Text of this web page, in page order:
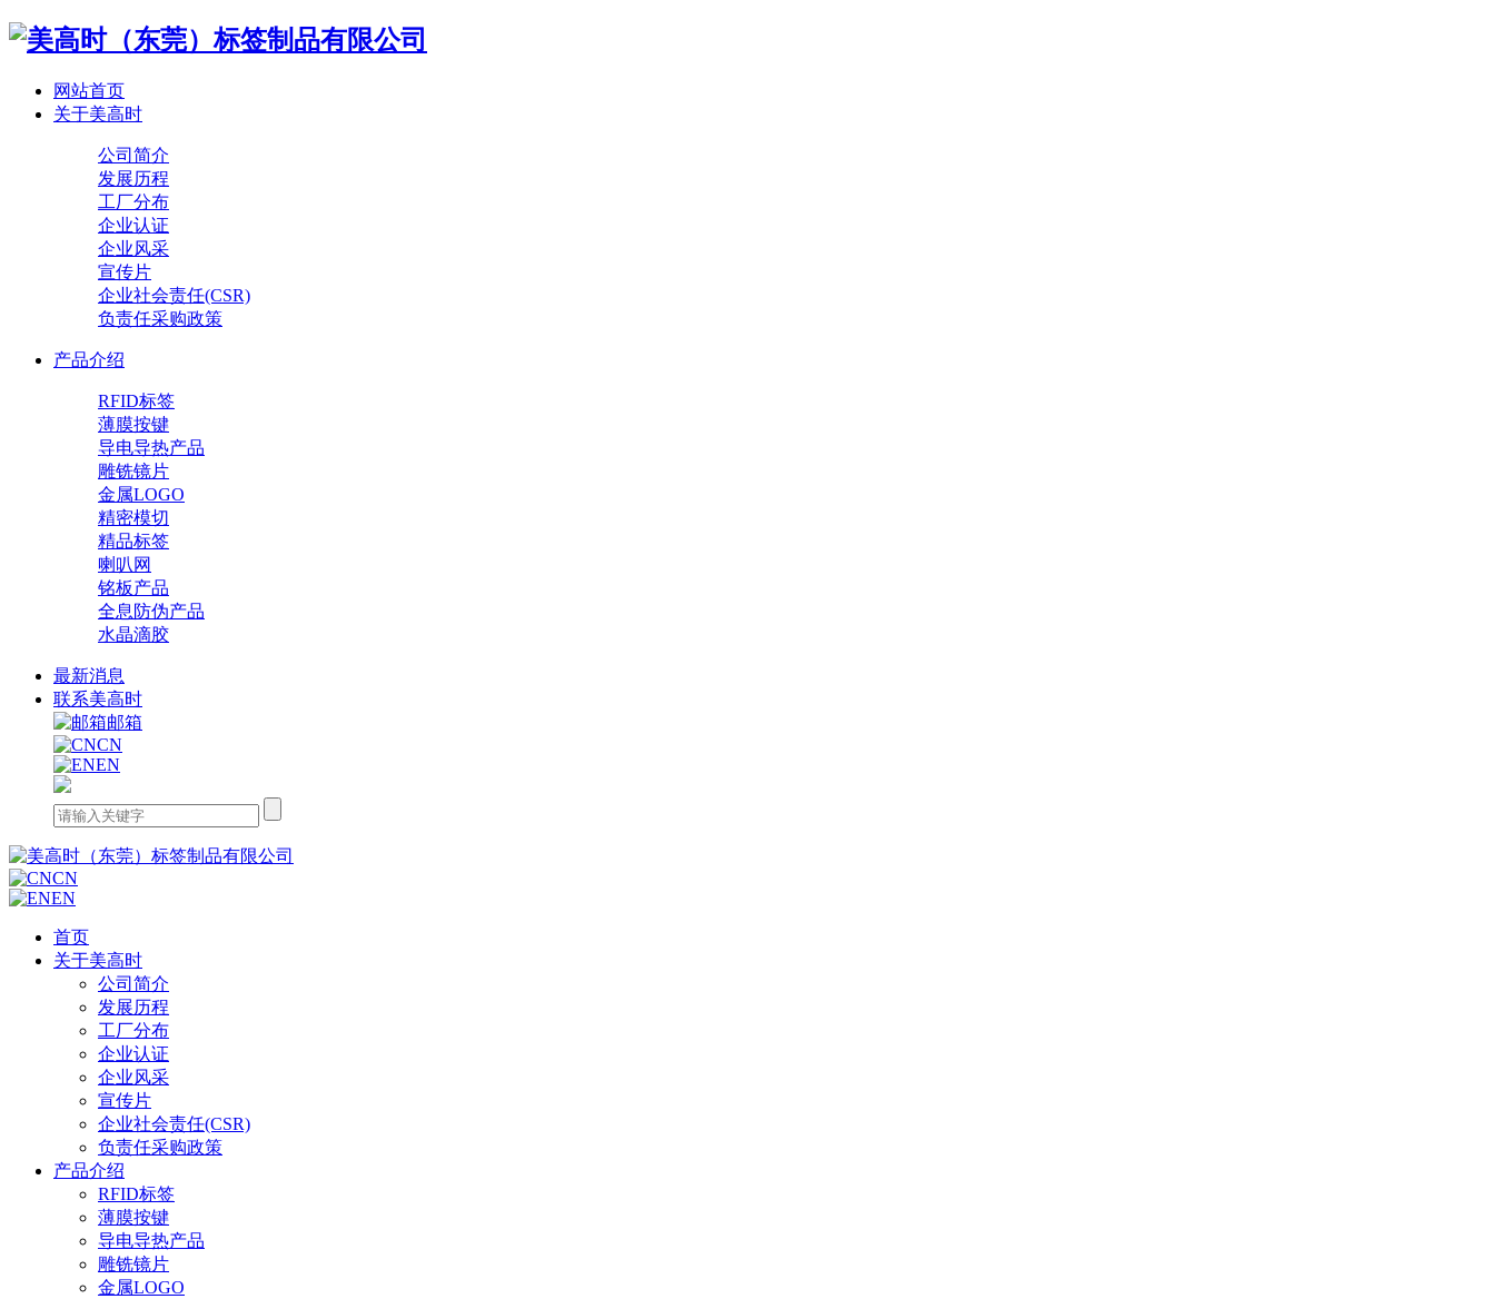
网站首页
关于美高时
公司简介
发展历程
工厂分布
企业认证
企业风采
宣传片
企业社会责任(CSR)
负责任采购政策
产品介绍
RFID标签
薄膜按键
导电导热产品
雕铣镜片
金属LOGO
精密模切
精品标签
喇叭网
铭板产品
全息防伪产品
水晶滴胶
最新消息
联系美高时
邮箱
CN
EN
CN
EN
首页
关于美高时
公司简介
发展历程
工厂分布
企业认证
企业风采
宣传片
企业社会责任(CSR)
负责任采购政策
产品介绍
RFID标签
薄膜按键
导电导热产品
雕铣镜片
金属LOGO